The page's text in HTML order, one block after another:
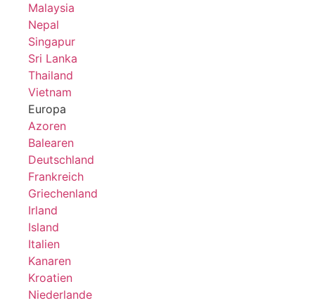
Malaysia
Nepal
Singapur
Sri Lanka
Thailand
Vietnam
Europa
Azoren
Balearen
Deutschland
Frankreich
Griechenland
Irland
Island
Italien
Kanaren
Kroatien
Niederlande